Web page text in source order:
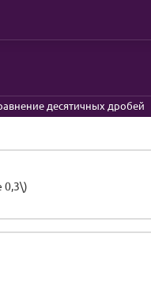
десятичных дробей
0,3\)